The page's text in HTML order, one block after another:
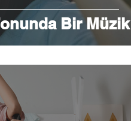
Bir Müzik